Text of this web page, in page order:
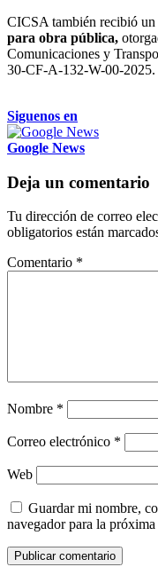
CICSA también recibió
para obra pública,
Comunicaciones y
30-CF-A-132-W-00-
Siguenos en
Google News
Deja un comentario
Tu dirección de correo
obligatorios están
Comentario *
Nombre *
Correo electrónico *
Web
Guardar mi nombre,
navegador para la